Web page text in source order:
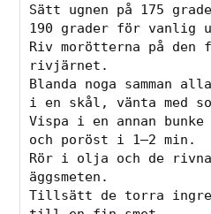
Sätt ugnen på 175
190 grader för vanlig
Riv morötterna på den
rivjärnet.
Blanda noga samman
i en skål, vänta med
Vispa i en annan
och poröst i 1–2 min.
Rör i olja och de
äggsmeten.
Tillsätt de torra